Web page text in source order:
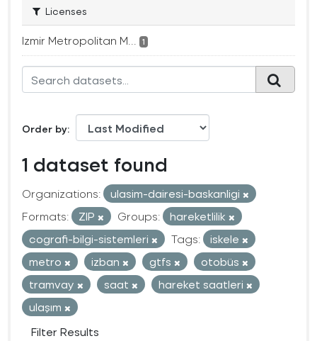
Licenses
Izmir Metropolitan M... 1
Order by
1 dataset found
Organizations:
ulasim-dairesi-baskanligi
Formats:
ZIP Groups:
hareketlilik
cografi-bilgi-sistemleri
Tags:
iskele
metro
izban gtfs
otobüs
tramvay
saat
hareket saatleri
ulaşım
Filter Results